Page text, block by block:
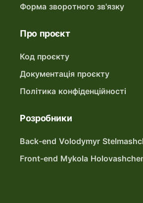
Форма зворотного зв'язку
Про проєкт
Код проєкту
Документація проєкту
Політика конфіденційності
Розробники
Back-end Volodymyr
Front-end Mykola